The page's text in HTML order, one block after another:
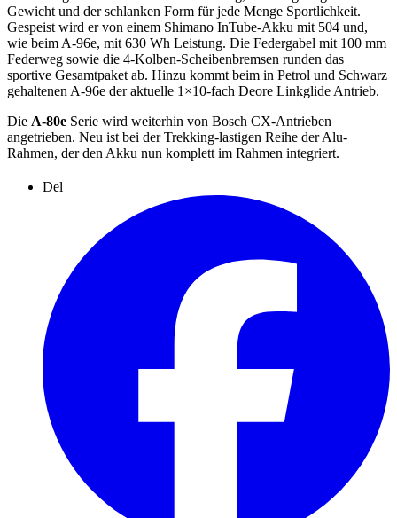
Gewicht und der schlanken Form für jede Menge Sportlichkeit.
Gespeist wird er von einem Shimano InTube-Akku mit 504 und,
wie beim A-96e, mit 630 Wh Leistung. Die Federgabel mit 100 mm
Federweg sowie die 4-Kolben-Scheibenbremsen runden das
sportive Gesamtpaket ab. Hinzu kommt beim in Petrol und Schwarz
gehaltenen A-96e der aktuelle 1×10-fach Deore Linkglide Antrieb.
Die A-80e Serie wird weiterhin von Bosch CX-Antrieben
angetrieben. Neu ist bei der Trekking-lastigen Reihe der Alu-
Rahmen, der den Akku nun komplett im Rahmen integriert.
Del